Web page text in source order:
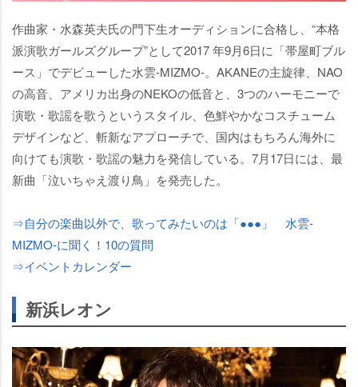
作曲家・水森英夫氏の門下生オーディションに合格し、“本格
派演歌ガールズグループ”として2017 年9月6日に「帯屋町ブル
ース」でデビューした水雲-MIZMO-。AKANEの主旋律、NAO
の高音、アメリカ出身のNEKOの低音と、3つのハーモニーで
演歌・歌謡を歌うというスタイル、色鮮やかなコスチューム
デザインなど、斬新なアプローチで、国内はもちろん海外に
向けても演歌・歌謡の魅力を発信している。7月17日には、最
新曲「泣いちゃえ渡り鳥」を発売した。
⇒自分の楽曲以外で、歌ってみたいのは「●●●」 水雲-
MIZMO-に聞く！10の質問
⇒イベントカレンダー
新浜レオン